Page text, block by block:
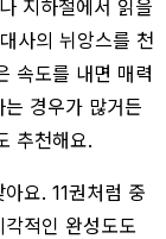
지하철에서 읽을
사의 뉘앙스를 천
속도를 내면 매력
경우가 많거든
추천해요.
요. 11권처럼 중
적인 완성도도